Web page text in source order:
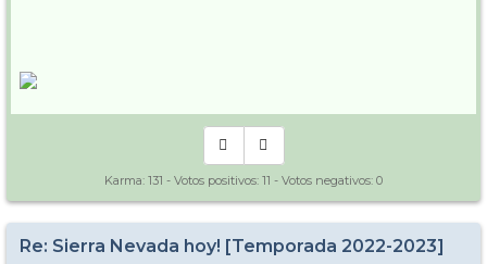
Karma: 131 - Votos positivos: 11 - Votos negativos: 0
Re: Sierra Nevada hoy! [Temporada 2022-2023]